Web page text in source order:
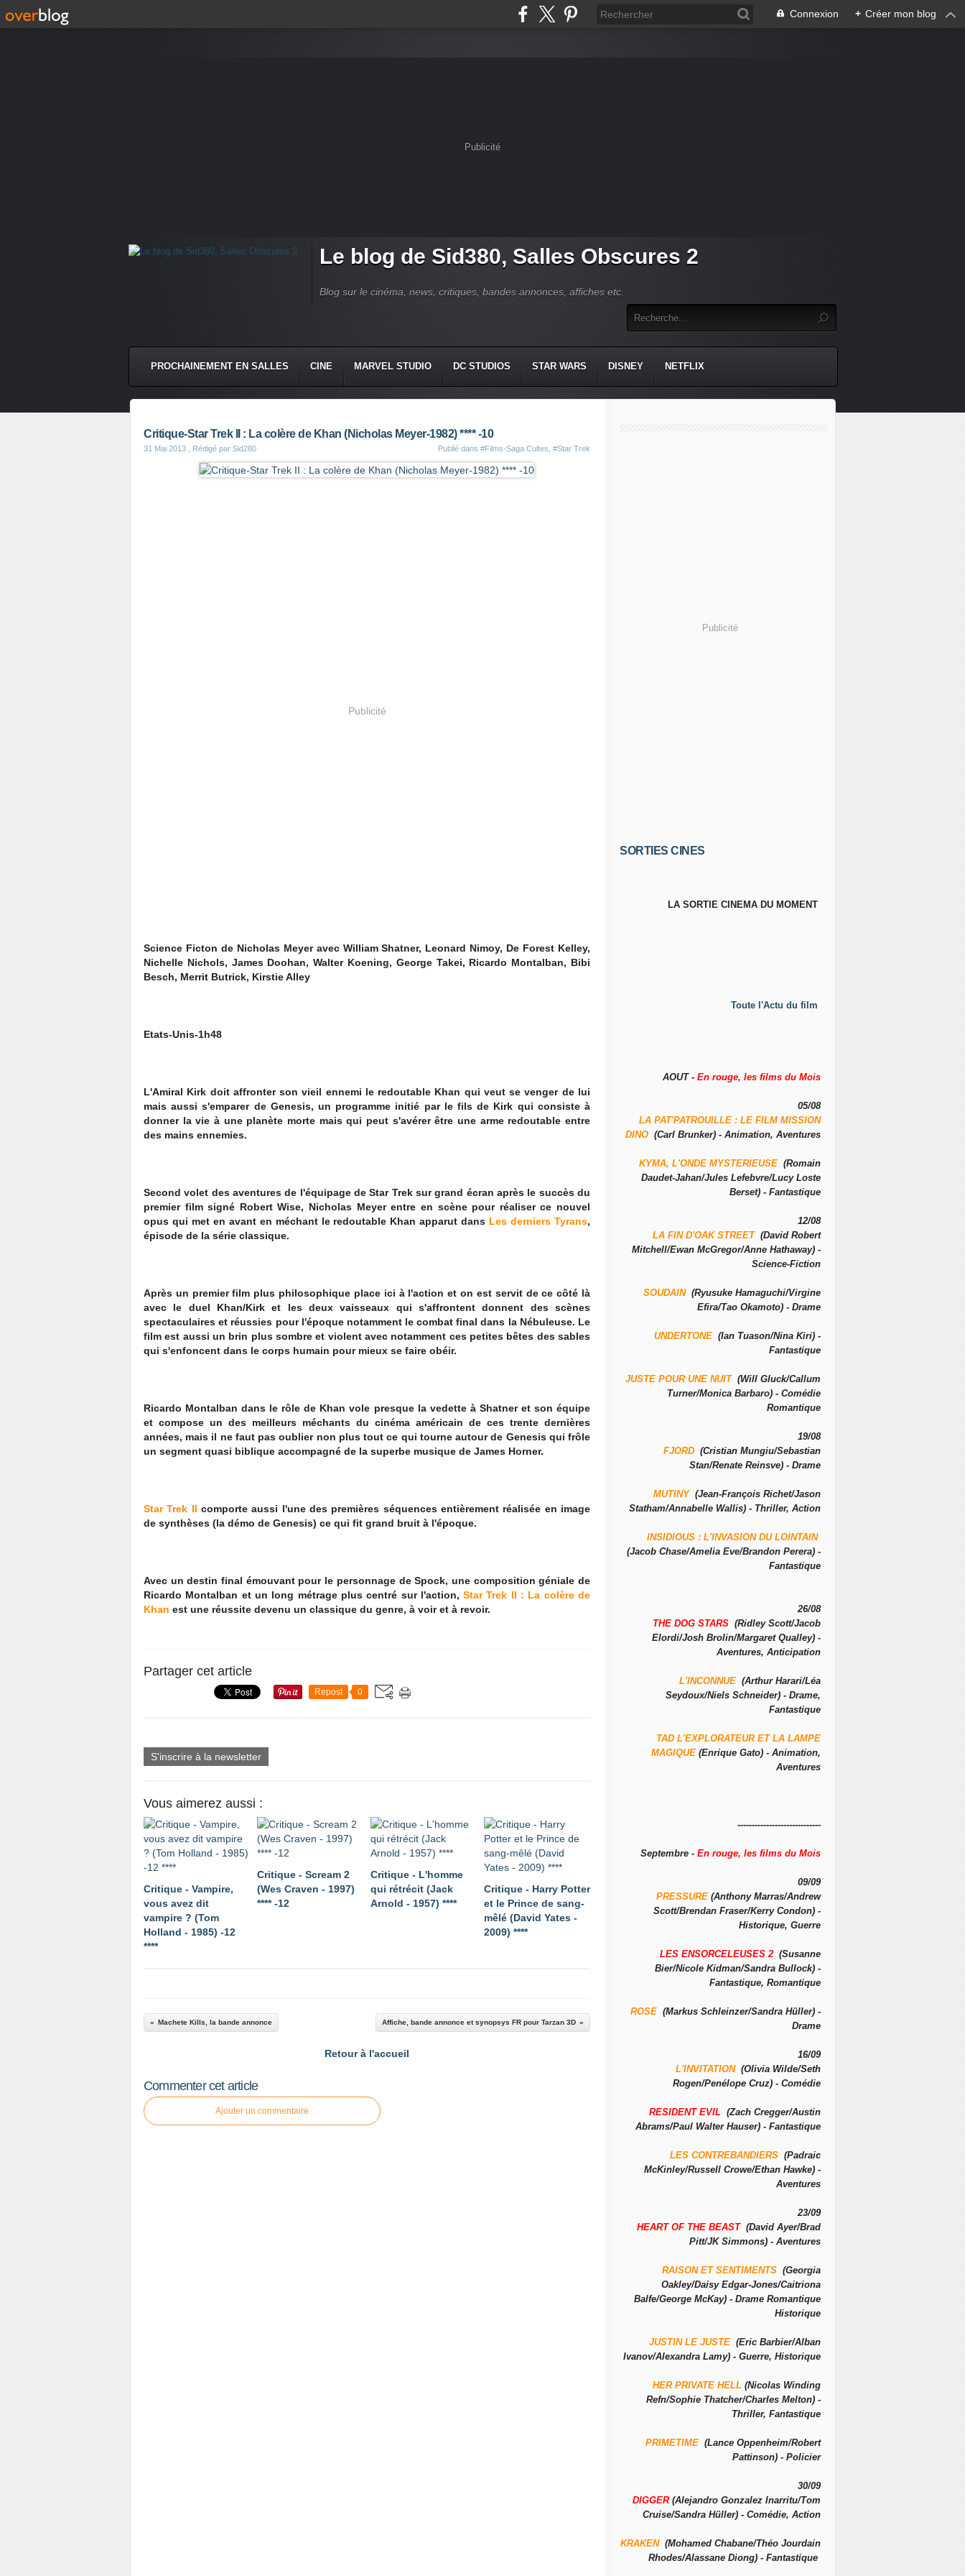
Connexion + Créer mon blog
Publicité
Le blog de Sid380, Salles Obscures 2
Blog sur le cinéma, news, critiques, bandes annonces, affiches etc.
PROCHAINEMENT EN SALLES CINE MARVEL STUDIO DC STUDIOS STAR WARS DISNEY NETFLIX
Critique-Star Trek II : La colère de Khan (Nicholas Meyer-1982) **** -10
31 Mai 2013 , Rédigé par Sid280 Publié dans #Films-Saga Cultes #Star Trek
Publicité
Science Ficton de Nicholas Meyer avec William Shatner, Leonard Nimoy, De Forest Kelley,
Nichelle Nichols, James Doohan, Walter Koening, George Takei, Ricardo Montalban, Bibi
Besch, Merrit Butrick, Kirstie Alley
Etats-Unis-1h48
L'Amiral Kirk doit affronter son vieil ennemi le redoutable Khan qui veut se venger de lui
mais aussi s'emparer de Genesis, un programme initié par le fils de Kirk qui consiste à
donner la vie à une planète morte mais qui peut s'avérer être une arme redoutable entre
des mains ennemies.
Second volet des aventures de l'équipage de Star Trek sur grand écran après le succès du
premier film signé Robert Wise, Nicholas Meyer entre en scène pour réaliser ce nouvel
opus qui met en avant en méchant le redoutable Khan apparut dans Les derniers Tyrans,
épisode de la série classique.
Après un premier film plus philosophique place ici à l'action et on est servit de ce côté là
avec le duel Khan/Kirk et les deux vaisseaux qui s'affrontent donnent des scènes
spectaculaires et réussies pour l'époque notamment le combat final dans la Nébuleuse. Le
film est aussi un brin plus sombre et violent avec notamment ces petites bêtes des sables
qui s'enfoncent dans le corps humain pour mieux se faire obéir.
Ricardo Montalban dans le rôle de Khan vole presque la vedette à Shatner et son équipe
et compose un des meilleurs méchants du cinéma américain de ces trente dernières
années, mais il ne faut pas oublier non plus tout ce qui tourne autour de Genesis qui frôle
un segment quasi biblique accompagné de la superbe musique de James Horner.
Star Trek II comporte aussi l'une des premières séquences entièrement réalisée en image
de synthèses (la démo de Genesis) ce qui fit grand bruit à l'époque.
Avec un destin final émouvant pour le personnage de Spock, une composition géniale de
Ricardo Montalban et un long métrage plus centré sur l'action,Star Trek II : La colère de
Khan est une réussite devenu un classique du genre, à voir et à revoir.
Partager cet article
Repost 0
S'inscrire à la newsletter
Vous aimerez aussi :
Critique - Vampire,
vous avez dit
vampire ? (Tom
Holland - 1985) -12
****
Critique - Scream 2
(Wes Craven - 1997)
**** -12
Critique - L'homme
qui rétrécit (Jack
Arnold - 1957) ****
Critique - Harry Potter
et le Prince de sang-
mêlé (David Yates -
2009) ****
Machete Kills, la bande annonce Affiche, bande annonce et synopsys FR pour Tarzan 3D
Retour à l'accueil
Commenter cet article
Ajouter un commentaire
Publicité
SORTIES CINES
LA SORTIE CINEMA DU MOMENT
Toute l'Actu du film
AOUT - En rouge, les films du Mois
05/08
LA PAT'PATROUILLE : LE FILM MISSION
DINO (Carl Brunker) - Animation, Aventures
KYMA, L'ONDE MYSTERIEUSE (Romain
Daudet-Jahan/Jules Lefebvre/Lucy Loste
Berset) - Fantastique
12/08
LA FIN D'OAK STREET(David Robert
Mitchell/Ewan McGregor/Anne Hathaway) -
Science-Fiction
SOUDAIN(Ryusuke Hamaguchi/Virgine
Efira/Tao Okamoto) - Drame
UNDERTONE (Ian Tuason/Nina Kiri) -
Fantastique
JUSTE POUR UNE NUIT(Will Gluck/Callum
Turner/Monica Barbaro) - Comédie
Romantique
19/08
FJORD (Cristian Mungiu/Sebastian
Stan/Renate Reinsve) - Drame
MUTINY(Jean-François Richet/Jason
Statham/Annabelle Wallis) - Thriller, Action
INSIDIOUS : L'INVASION DU LOINTAIN
(Jacob Chase/Amelia Eve/Brandon Perera) -
Fantastique
26/08
THE DOG STARS (Ridley Scott/Jacob
Elordi/Josh Brolin/Margaret Qualley) -
Aventures, Anticipation
L'INCONNUE (Arthur Harari/Léa
Seydoux/Niels Schneider) - Drame,
Fantastique
TAD L'EXPLORATEUR ET LA LAMPE
MAGIQUE (Enrique Gato) - Animation,
Aventures
-----------------------------
Septembre - En rouge, les films du Mois
09/09
PRESSURE (Anthony Marras/Andrew
Scott/Brendan Fraser/Kerry Condon) -
Historique, Guerre
LES ENSORCELEUSES 2 (Susanne
Bier/Nicole Kidman/Sandra Bullock) -
Fantastique, Romantique
ROSE (Markus Schleinzer/Sandra Hüller) -
Drame
16/09
L'INVITATION (Olivia Wilde/Seth
Rogen/Penélope Cruz) - Comédie
RESIDENT EVIL (Zach Cregger/Austin
Abrams/Paul Walter Hauser) - Fantastique
LES CONTREBANDIERS (Padraic
McKinley/Russell Crowe/Ethan Hawke) -
Aventures
23/09
HEART OF THE BEAST(David Ayer/Brad
Pitt/JK Simmons) - Aventures
RAISON ET SENTIMENTS (Georgia
Oakley/Daisy Edgar-Jones/Caitriona
Balfe/George McKay) - Drame Romantique
Historique
JUSTIN LE JUSTE (Eric Barbier/Alban
Ivanov/Alexandra Lamy) - Guerre, Historique
HER PRIVATE HELL (Nicolas Winding
Refn/Sophie Thatcher/Charles Melton) -
Thriller, Fantastique
PRIMETIME (Lance Oppenheim/Robert
Pattinson) - Policier
30/09
DIGGER (Alejandro Gonzalez Inarritu/Tom
Cruise/Sandra Hüller) - Comédie, Action
KRAKEN(Mohamed Chabane/Théo Jourdain
Rhodes/Alassane Diong) - Fantastique